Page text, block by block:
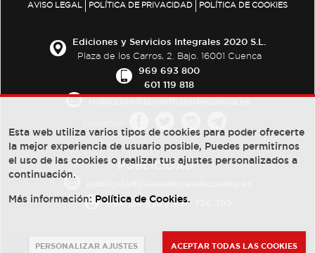
AVISO LEGAL POLÍTICA DE PRIVACIDAD POLÍTICA DE COOKIES
Ediciones y Servicios Integrales 2020 S.L.
Plaza de los Carros, 2. Bajo. 16001 Cuenca
969 693 800
601 119 818
PUBLICIDAD:
684 126 573/670 726 392
Esta web utiliza varios tipos de cookies para poder ofrecerte
la mejor experiencia de usuario posible, Puedes permitirnos
el uso de las cookies o realizar tus ajustes personalizados a
continuación.
Más información: Política de Cookies.
PERSONALIZAR AJUSTES ACEPTAR TODAS LAS COOKIES